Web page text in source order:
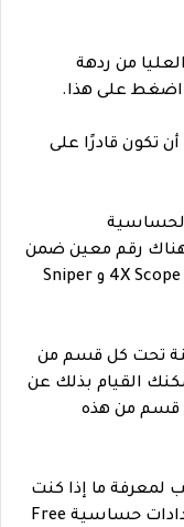
العليا من ردهة
اضغط على هذا.
أن تكون قادرًا على
الحساسية
هناك رقم معين ضمن
أقسام General و Red Dot و 2X Scope و 4X Scope و Sniper
تحت كل قسم من
القيام بذلك عن
قسم من هذه
لمعرفة ما إذا كنت
مرتاحًا ويمكن أن تؤدي بشكل جيد مع إعدادات حساسية Free